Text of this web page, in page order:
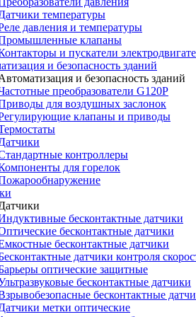
температуры
давления и температуры
клапаны
и пускатели
и безопасность зданий
и безопасность зданий
преобразователи G120P
для воздушных заслонок
клапаны и приводы
контроллеры
для горелок
бесконтактные датчики
бесконтактные датчики
бесконтактные датчики
датчики контроля
оптические защитные
бесконтактные датчики
бесконтактные
метки оптические